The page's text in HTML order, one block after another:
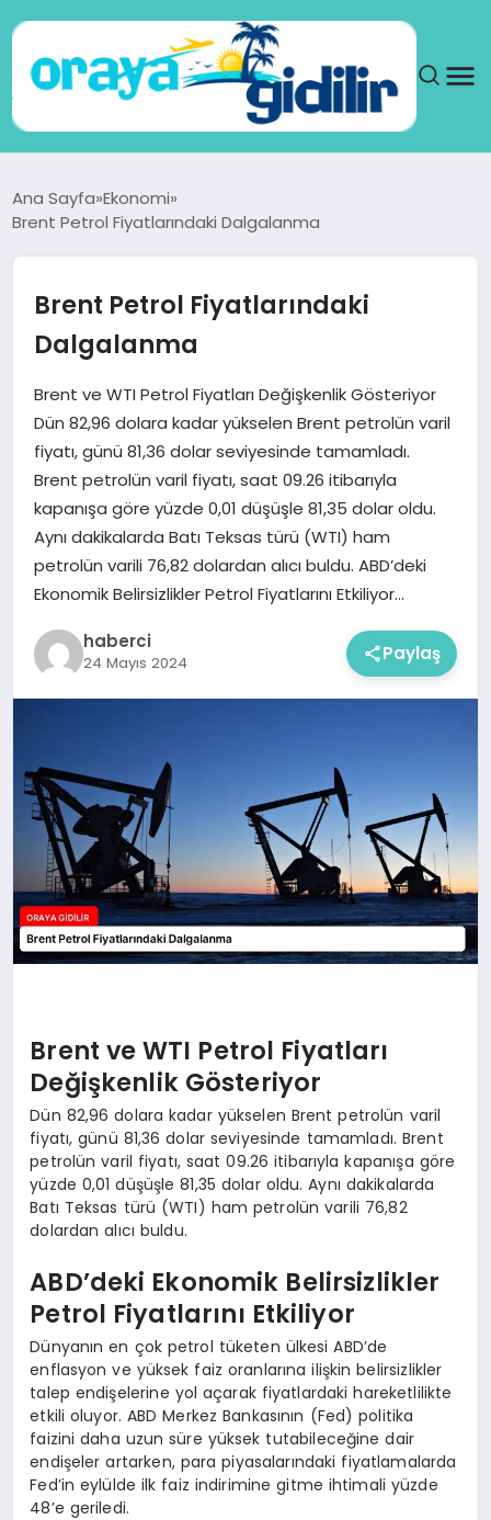
DÜNYA
SEYAHAT
TEKNOLOJI
YAŞAM
Ana Sayfa Ekonomi
Brent Petrol Fiyatlarındaki Dalgalanma
Brent Petrol Fiyatlarındaki
Dalgalanma
Brent ve WTI Petrol Fiyatları Değişkenlik Gösteriyor
Dün 82,96 dolara kadar yükselen Brent petrolün varil
fiyatı, günü 81,36 dolar seviyesinde tamamladı.
Brent petrolün varil fiyatı, saat 09.26 itibarıyla
kapanışa göre yüzde 0,01 düşüşle 81,35 dolar oldu.
Aynı dakikalarda Batı Teksas türü (WTI) ham
petrolün varili 76,82 dolardan alıcı buldu. ABD’deki
Ekonomik Belirsizlikler Petrol Fiyatlarını Etkiliyor…
haberci
24 Mayıs 2024 Paylaş
Brent ve WTI Petrol Fiyatları
Değişkenlik Gösteriyor
Dün 82,96 dolara kadar yükselen Brent petrolün varil
fiyatı, günü 81,36 dolar seviyesinde tamamladı. Brent
petrolün varil fiyatı, saat 09.26 itibarıyla kapanışa göre
yüzde 0,01 düşüşle 81,35 dolar oldu. Aynı dakikalarda
Batı Teksas türü (WTI) ham petrolün varili 76,82
dolardan alıcı buldu.
ABD’deki Ekonomik Belirsizlikler
Petrol Fiyatlarını Etkiliyor
Dünyanın en çok petrol tüketen ülkesi ABD’de
enflasyon ve yüksek faiz oranlarına ilişkin belirsizlikler
talep endişelerine yol açarak fiyatlardaki hareketlilikte
etkili oluyor. ABD Merkez Bankasının (Fed) politika
faizini daha uzun süre yüksek tutabileceğine dair
endişeler artarken, para piyasalarındaki fiyatlamalarda
Fed’in eylülde ilk faiz indirimine gitme ihtimali yüzde
48’e geriledi.